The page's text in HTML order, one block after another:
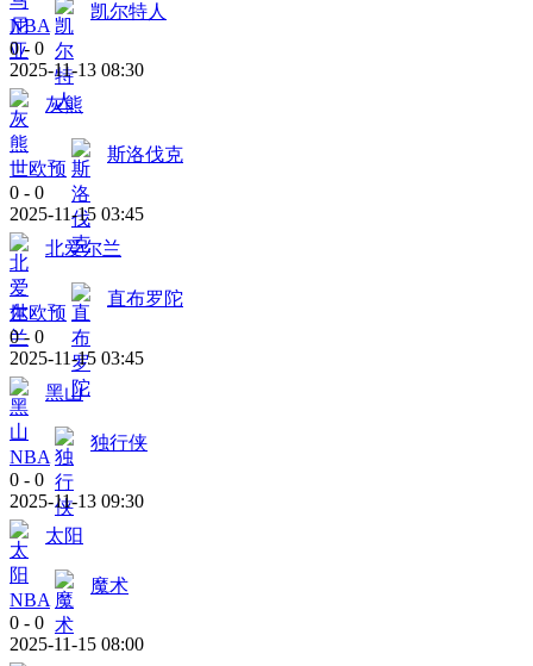
NBA
凯尔特人
0 - 0
2025-11-13 08:30
灰熊
世欧预
斯洛伐克
0 - 0
2025-11-15 03:45
北爱尔兰
世欧预
直布罗陀
0 - 0
2025-11-15 03:45
黑山
NBA
独行侠
0 - 0
2025-11-13 09:30
太阳
NBA
魔术
0 - 0
2025-11-15 08:00